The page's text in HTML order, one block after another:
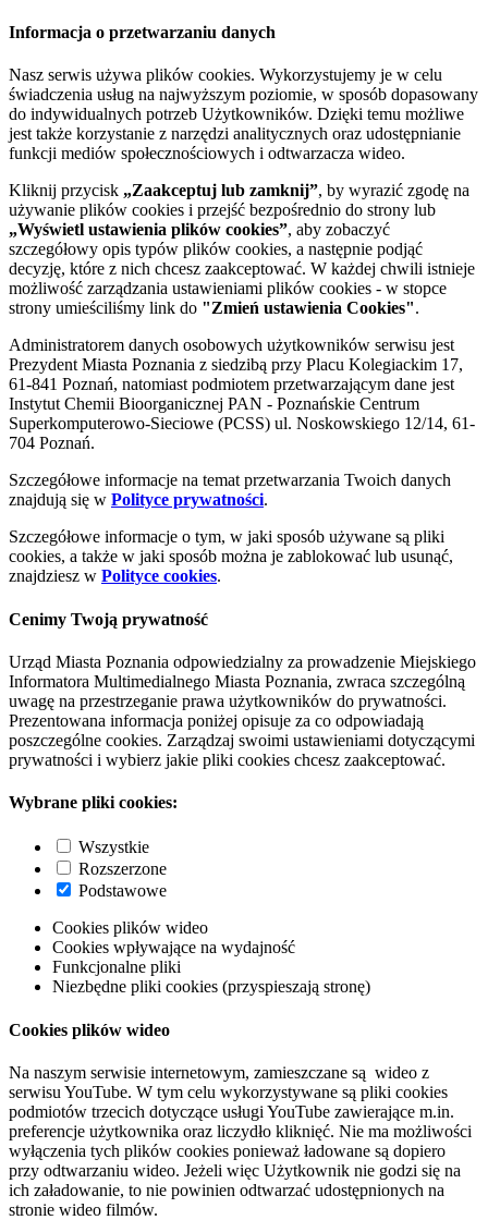
Informacja o przetwarzaniu danych
Nasz serwis używa plików cookies. Wykorzystujemy je w celu
świadczenia usług na najwyższym poziomie, w sposób dopasowany
do indywidualnych potrzeb Użytkowników. Dzięki temu możliwe
jest także korzystanie z narzędzi analitycznych oraz udostępnianie
funkcji mediów społecznościowych i odtwarzacza wideo.
Kliknij przycisk „Zaakceptuj lub zamknij”, by wyrazić zgodę na
używanie plików cookies i przejść bezpośrednio do strony lub
„Wyświetl ustawienia plików cookies”, aby zobaczyć
szczegółowy opis typów plików cookies, a następnie podjąć
decyzję, które z nich chcesz zaakceptować. W każdej chwili istnieje
możliwość zarządzania ustawieniami plików cookies - w stopce
strony umieściliśmy link do "Zmień ustawienia Cookies".
Administratorem danych osobowych użytkowników serwisu jest
Prezydent Miasta Poznania z siedzibą przy Placu Kolegiackim 17,
61-841 Poznań, natomiast podmiotem przetwarzającym dane jest
Instytut Chemii Bioorganicznej PAN - Poznańskie Centrum
Superkomputerowo-Sieciowe (PCSS) ul. Noskowskiego 12/14, 61-
704 Poznań.
Szczegółowe informacje na temat przetwarzania Twoich danych
znajdują się w Polityce prywatności.
Szczegółowe informacje o tym, w jaki sposób używane są pliki
cookies, a także w jaki sposób można je zablokować lub usunąć,
znajdziesz w Polityce cookies.
Cenimy Twoją prywatność
Urząd Miasta Poznania odpowiedzialny za prowadzenie Miejskiego
Informatora Multimedialnego Miasta Poznania, zwraca szczególną
uwagę na przestrzeganie prawa użytkowników do prywatności.
Prezentowana informacja poniżej opisuje za co odpowiadają
poszczególne cookies. Zarządzaj swoimi ustawieniami dotyczącymi
prywatności i wybierz jakie pliki cookies chcesz zaakceptować.
Wybrane pliki cookies:
Wszystkie
Rozszerzone
Podstawowe
Cookies plików wideo
Cookies wpływające na wydajność
Funkcjonalne pliki
Niezbędne pliki cookies (przyspieszają stronę)
Cookies plików wideo
Na naszym serwisie internetowym, zamieszczane są wideo z
serwisu YouTube. W tym celu wykorzystywane są pliki cookies
podmiotów trzecich dotyczące usługi YouTube zawierające m.in.
preferencje użytkownika oraz liczydło kliknięć. Nie ma możliwości
wyłączenia tych plików cookies ponieważ ładowane są dopiero
przy odtwarzaniu wideo. Jeżeli więc Użytkownik nie godzi się na
ich załadowanie, to nie powinien odtwarzać udostępnionych na
stronie wideo filmów.